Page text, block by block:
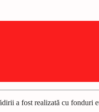
a fost realizată cu fonduri